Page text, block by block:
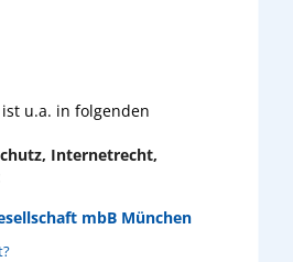
u.a. in folgenden
Internetrecht,
mbB München